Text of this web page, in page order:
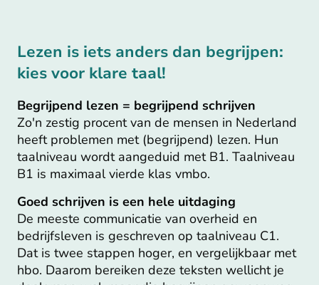
Lezen is iets anders dan begrijpen:
kies voor klare taal!
Begrijpend lezen = begrijpend schrijven
Zo'n zestig procent van de mensen in Nederland
heeft problemen met (begrijpend) lezen. Hun
taalniveau wordt aangeduid met B1. Taalniveau
B1 is maximaal vierde klas vmbo.
Goed schrijven is een hele uitdaging
De meeste communicatie van overheid en
bedrijfsleven is geschreven op taalniveau C1.
Dat is twee stappen hoger, en vergelijkbaar met
hbo. Daarom bereiken deze teksten wellicht je